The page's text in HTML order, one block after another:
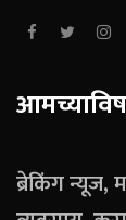
ब्रेकिंग न्यूज,